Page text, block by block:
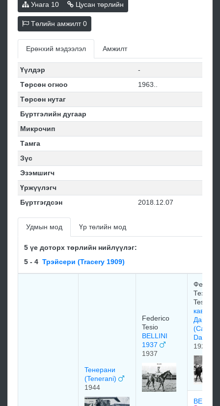
Унага 10 Цусан төрлийн
Төлийн амжилт0
Ерөнхий мэдээлэл Амжилт
Үүлдэр
-
Төрсөн огноо
1963..
Төрсөн нутаг
Бүртгэлийн дугаар
Микрочип
Тамга
Зүс
Эзэмшигч
Үржүүлэгч
Бүртгэгдсэн
2018.12.07
Удмын мод Үр төлийн мод
5 үе доторх төрлийн нийлүүлэг:
5 - 4 Трэйсери (Tracery 1909)
Teнepани
(Tenerani)
1944
Federico
Tesio
BELLINI
1937
1937
Тезио/
Tesio
1926
BELLA